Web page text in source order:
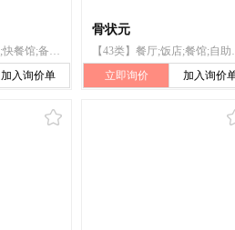
【43类】饭店;餐厅;快餐馆;备办宴席;烹饪设备出租;寄宿处;旅馆预订;茶馆;提供野营场地设施;旅游房屋出租
加入询价单
骨状元
【43类】餐厅;饭
立即询价
加入询价